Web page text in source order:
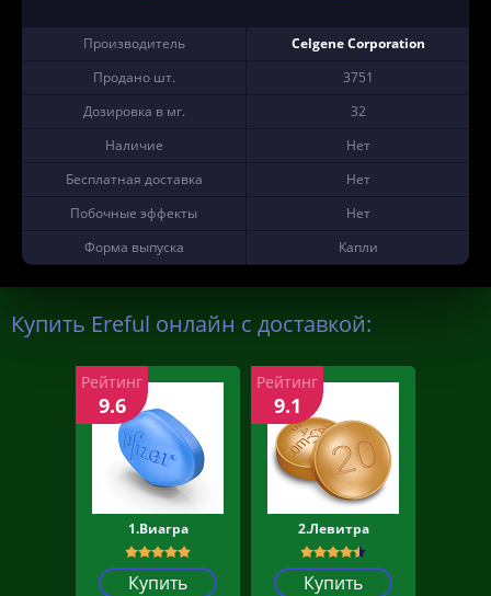
Производитель
Celgene Corporation
Продано шт.
3751
Дозировка в мг.
32
Наличие
Нет
Бесплатная доставка
Нет
Побочные эффекты
Нет
Форма выпуска
Капли
Купить Ereful онлайн с доставкой:
1.Виагра
Купить
Рейтинг
9.6
2.Левитра
Купить
Рейтинг
9.1